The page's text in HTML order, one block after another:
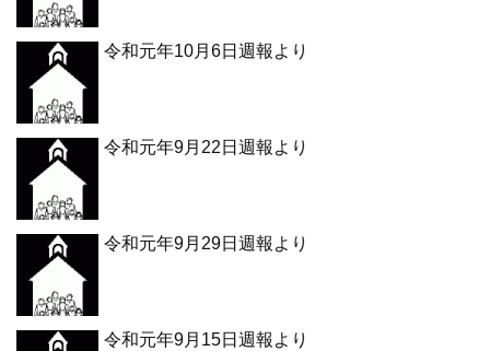
令和元年10月6日週報より
令和元年9月22日週報より
令和元年9月29日週報より
令和元年9月15日週報より